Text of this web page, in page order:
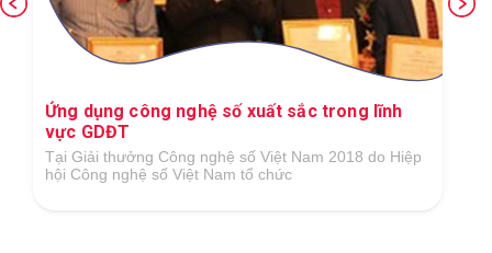
Ứng dụng công nghệ số xuất sắc trong lĩnh
vực GDĐT
Tại Giải thưởng Công nghệ số Việt Nam 2018 do Hiệp
hội Công nghệ số Việt Nam tổ chức